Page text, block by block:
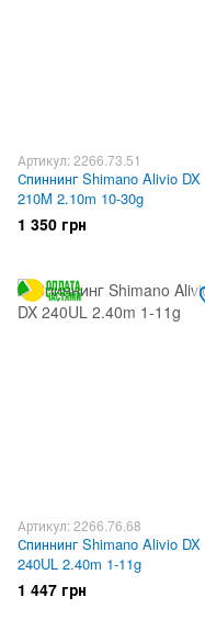
Артикул: 2266.73.51
Спиннинг Shimano Alivio DX
210M 2.10m 10-30g
1 350 грн
Артикул: 2266.76.68
Спиннинг Shimano Alivio DX
240UL 2.40m 1-11g
1 447 грн